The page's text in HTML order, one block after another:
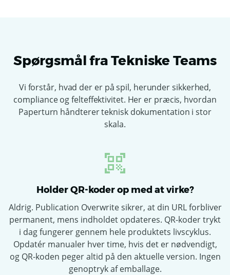
Spørgsmål fra Tekniske Teams
Vi forstår, hvad der er på spil, herunder sikkerhed,
compliance og felteffektivitet. Her er præcis, hvordan
Paperturn håndterer teknisk dokumentation i stor
skala.
Holder QR-koder op med at virke?
Aldrig. Publication Overwrite sikrer, at din URL forbliver
permanent, mens indholdet opdateres. QR-koder trykt
i dag fungerer gennem hele produktets livscyklus.
Opdatér manualer hver time, hvis det er nødvendigt,
og QR-koden peger altid på den aktuelle version. Ingen
genoptryk af emballage.